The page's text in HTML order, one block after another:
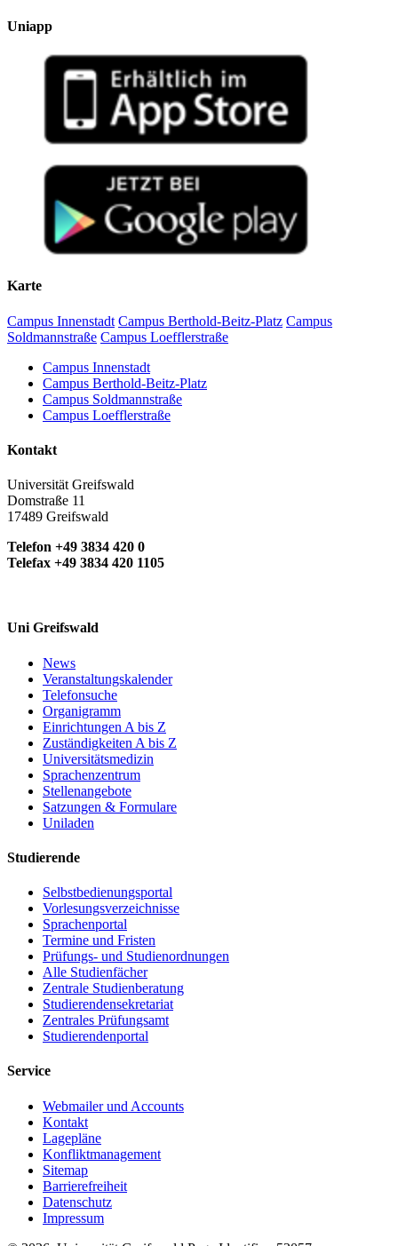
Uniapp
Karte
Campus Innenstadt Campus Berthold-Beitz-Platz Campus
Soldmannstraße Campus Loefflerstraße
Campus Innenstadt
Campus Berthold-Beitz-Platz
Campus Soldmannstraße
Campus Loefflerstraße
Kontakt
Universität Greifswald
Domstraße 11
17489 Greifswald
Telefon +49 3834 420 0
Telefax +49 3834 420 1105
Uni Greifswald
News
Veranstaltungskalender
Telefonsuche
Organigramm
Einrichtungen A bis Z
Zuständigkeiten A bis Z
Universitätsmedizin
Sprachenzentrum
Stellenangebote
Satzungen & Formulare
Uniladen
Studierende
Selbstbedienungsportal
Vorlesungsverzeichnisse
Sprachenportal
Termine und Fristen
Prüfungs- und Studienordnungen
Alle Studienfächer
Zentrale Studienberatung
Studierendensekretariat
Zentrales Prüfungsamt
Studierendenportal
Service
Webmailer und Accounts
Kontakt
Lagepläne
Konfliktmanagement
Sitemap
Barrierefreiheit
Datenschutz
Impressum